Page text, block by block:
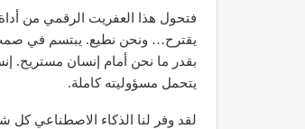
فتحول هذا العفريت الرقمي من
يقترح… ونحن نطيع. يبتسم في
بقدر ما نحن أمام إنسان مستريح.
يتحمل مسؤوليته كاملة.
لقد وفر لنا الذكاء الاصطناعي كل
مصحة